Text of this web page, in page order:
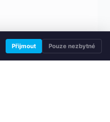
Přijmout Pouze nezbytné